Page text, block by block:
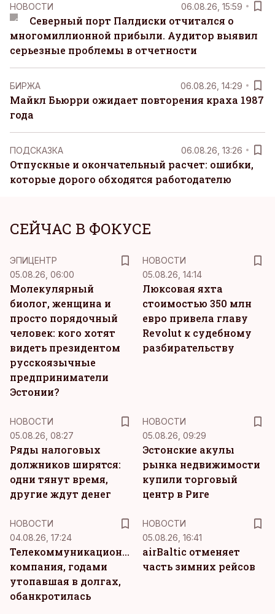
НОВОСТИ 06.08.26, 15:59
Северный порт Палдиски отчитался о
многомиллионной прибыли. Аудитор выявил
серьезные проблемы в отчетности
БИРЖА 06.08.26, 14:29
Майкл Бьюрри ожидает повторения краха 1987
года
ПОДСКАЗКА 06.08.26, 13:26
Отпускные и окончательный расчет: ошибки,
которые дорого обходятся работодателю
СЕЙЧАС В ФОКУСЕ
ЭПИЦЕНТР
05.08.26, 06:00
Молекулярный
биолог, женщина и
просто порядочный
человек: кого хотят
видеть президентом
русскоязычные
предприниматели
Эстонии?
НОВОСТИ
05.08.26, 14:14
Люксовая яхта
стоимостью 350 млн
евро привела главу
Revolut к судебному
разбирательству
НОВОСТИ
05.08.26, 08:27
Ряды налоговых
должников ширятся:
одни тянут время,
другие ждут денег
НОВОСТИ
05.08.26, 09:29
Эстонские акулы
рынка недвижимости
купили торговый
центр в Риге
НОВОСТИ
04.08.26, 17:24
Телекоммуникационная
компания, годами
утопавшая в долгах,
обанкротилась
НОВОСТИ
05.08.26, 16:41
airBaltic отменяет
часть зимних рейсов